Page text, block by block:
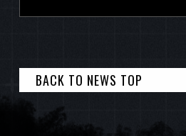
BACK TO NEWS TOP